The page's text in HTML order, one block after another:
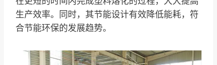
生产效率。同时，其节能设计有效降低能耗，符
合节能环保的发展趋势。